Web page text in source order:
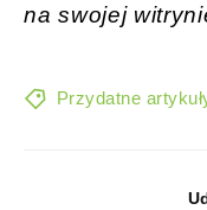
na swojej
Przydatne